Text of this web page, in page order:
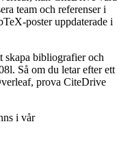
team och referenser i
poster uppdaterade i
skapa bibliografier och
Så om du letar efter ett
prova CiteDrive
i vår